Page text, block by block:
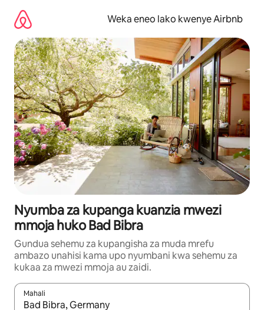
kwenda
kwenye
maudhui
Weka eneo lako kwenye Airbnb
Nyumba za kupanga kuanzia mwezi
mmoja huko Bad Bibra
Gundua sehemu za kupangisha za muda mrefu
ambazo unahisi kama upo nyumbani kwa sehemu za
kukaa za mwezi mmoja au zaidi.
Mahali
Wakati matokeo yanapatikana, vinjari kwa kutumia vitufe vya